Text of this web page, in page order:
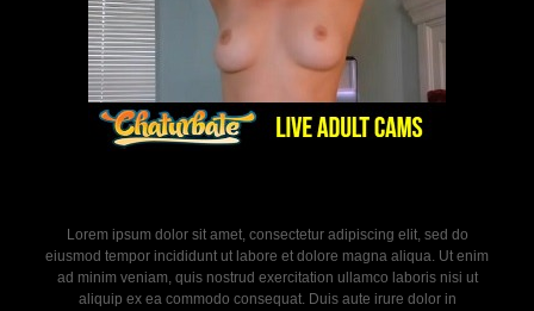
Lorem ipsum dolor sit amet, consectetur adipiscing elit, sed do
eiusmod tempor incididunt ut labore et dolore magna aliqua. Ut enim
ad minim veniam, quis nostrud exercitation ullamco laboris nisi ut
aliquip ex ea commodo consequat. Duis aute irure dolor in